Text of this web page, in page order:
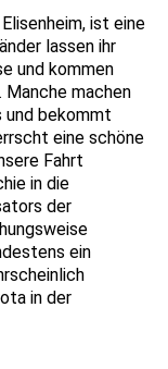
ist eine
lassen ihr
und kommen
Manche machen
und bekommt
eine schöne
Fahrt
in die
der
ein
in der